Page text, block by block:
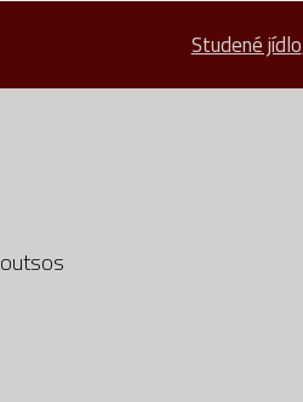
Studené jídlo